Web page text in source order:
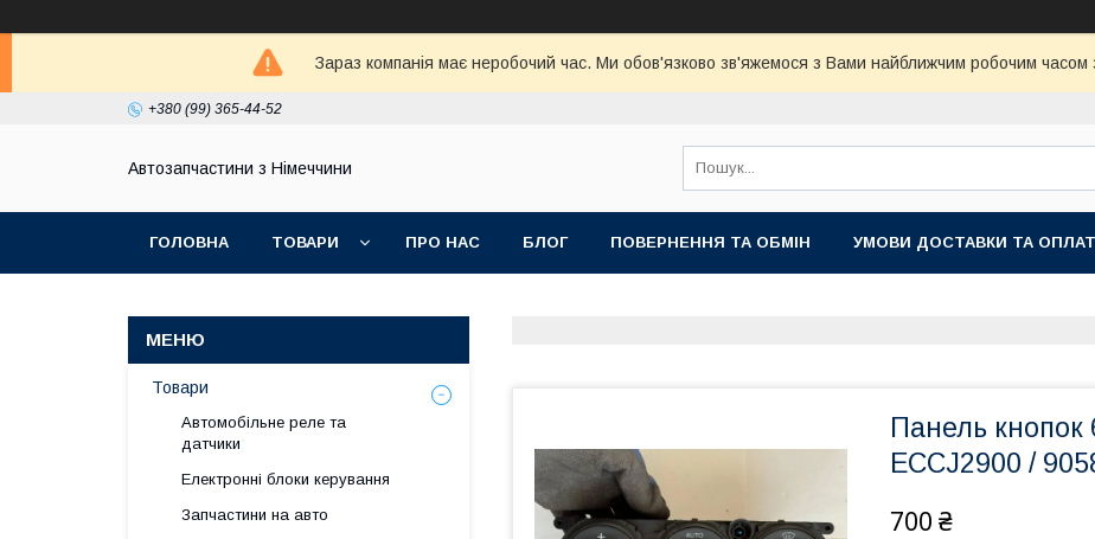
Зараз компанія має неробочий час. Ми обов'язково зв'яжемося з Вами найближчим робочим
+380 (99) 365-44-52
Автозапчастини з Німеччини
ГОЛОВНА ТОВАРИ ПРО НАС БЛОГ ПОВЕРНЕННЯ ТА ОБМІН УМОВИ ДОСТАВКИ ТА
Панель кнопок
ECCJ2900 /
700 ₴
Товари
Автомобільне реле та
датчики
Електронні блоки керування
Запчастини на авто